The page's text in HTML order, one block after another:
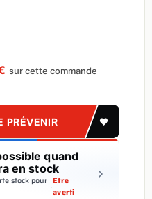
sur cette commande
PRÉVENIR
quand
en stock
stock pour ·Etre
averti